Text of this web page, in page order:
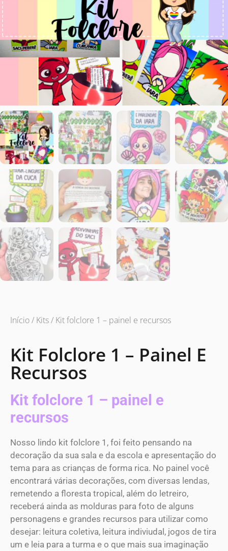
Início/ Kits/ Kit folclore 1 – painel e recursos
Kit Folclore 1 – Painel E
Recursos
Kit folclore 1 – painel e
recursos
Nosso lindo kit folclore 1, foi feito pensando na
decoração da sua sala e da escola e apresentação do
tema para as crianças de forma rica. No painel você
encontrará várias decorações, com diversas lendas,
remetendo a floresta tropical, além do letreiro,
receberá ainda as molduras para foto de alguns
personagens e grandes recursos para utilizar como
desejar: leitura coletiva, leitura indiviudal, jogos de tira
um e leia para a turma e o que mais sua imaginação